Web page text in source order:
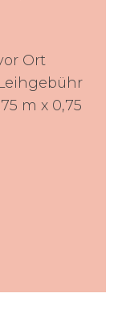
Ort
m x 0,75